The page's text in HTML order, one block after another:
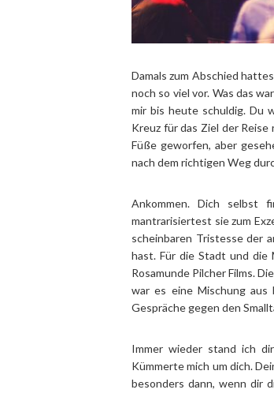
Damals zum Abschied
noch so viel vor. Was das
mir bis heute schuldig. Du
Kreuz für das Ziel der
Füße geworfen, aber
nach dem richtigen Weg
Ankommen. Dich selbst
mantrarisiertest sie zum
scheinbaren Tristesse der
hast. Für die Stadt und die
Rosamunde Pilcher Films.
war es eine Mischung
Gespräche gegen den
Immer wieder stand ich
Kümmerte mich um dich.
besonders dann, wenn dir